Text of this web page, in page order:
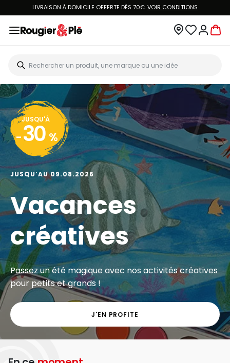
LIVRAISON À DOMICILE OFFERTE DÈS 70€.VOIR CONDITIONS
JUSQU'À
- 30 %
JUSQU’AU 09.08.2026
Vacances
créatives
Passez un été magique avec nos activités créatives
pour petits et grands !
J'EN PROFITE